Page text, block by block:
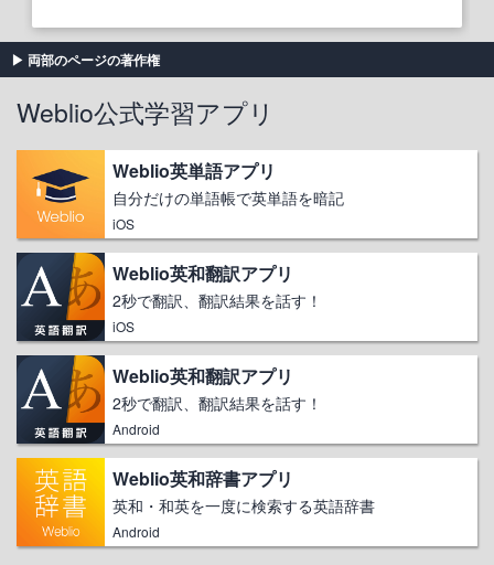
両部のページの著作権
Weblio公式学習アプリ
Weblio英単語アプリ
自分だけの単語帳で英単語を暗記
iOS
Weblio英和翻訳アプリ
2秒で翻訳、翻訳結果を話す！
iOS
Weblio英和翻訳アプリ
2秒で翻訳、翻訳結果を話す！
Android
Weblio英和辞書アプリ
英和・和英を一度に検索する英語辞書
Android